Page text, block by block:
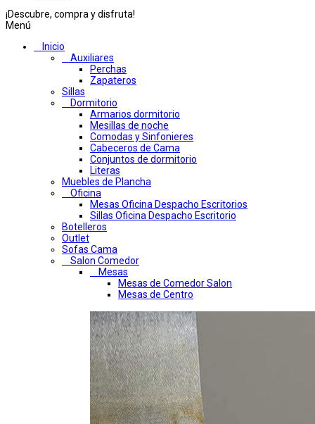
¡Descubre, compra y disfruta!
Menú
Inicio
Auxiliares
Perchas
Zapateros
Sillas
Dormitorio
Armarios dormitorio
Mesillas de noche
Comodas y Sinfonieres
Cabeceros de Cama
Conjuntos de dormitorio
Literas
Muebles de Plancha
Oficina
Mesas Oficina Despacho Escritorios
Sillas Oficina Despacho Escritorio
Botelleros
Outlet
Sofas Cama
Salon Comedor
Mesas
Mesas de Comedor Salon
Mesas de Centro